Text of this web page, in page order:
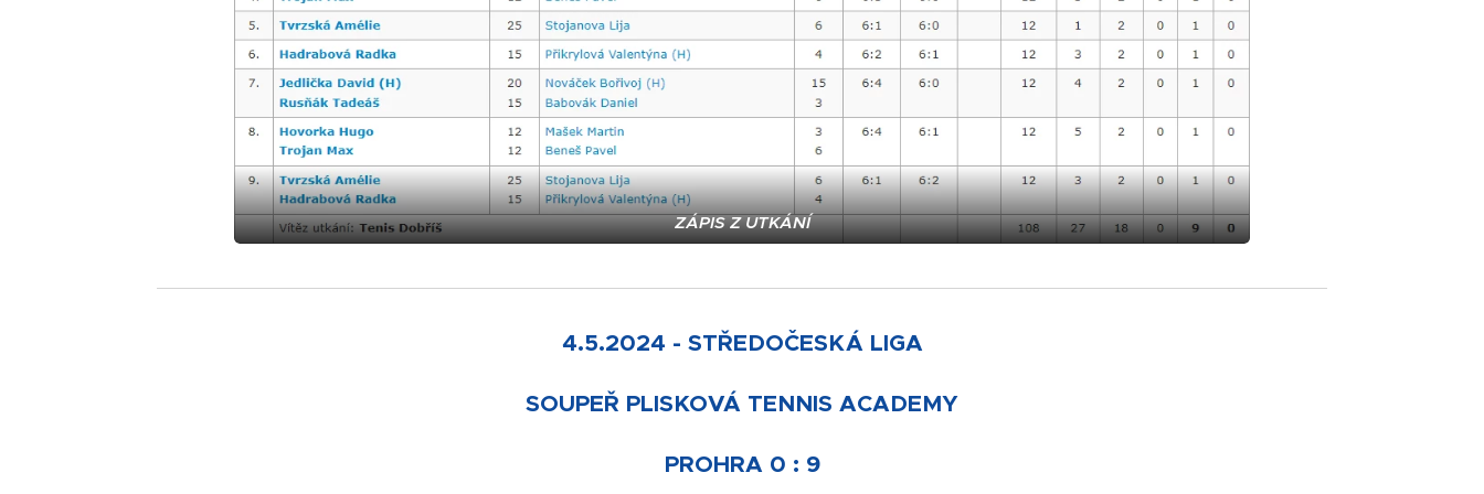
ZÁPIS Z UTKÁNÍ
4.5.2024 - STŘEDOČESKÁ LIGA
SOUPEŘ PLISKOVÁ TENNIS ACADEMY
PROHRA 0 : 9